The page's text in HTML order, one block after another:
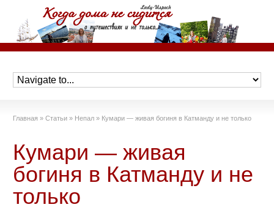
Главная » Статьи » Непал » Кумари — живая богиня в Катманду и не только
Кумари — живая
богиня в Катманду и не
только